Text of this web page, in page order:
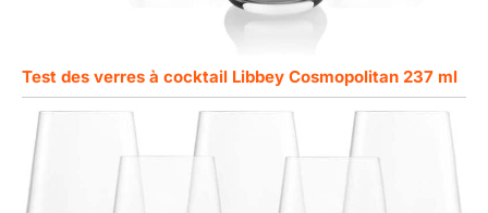
Test des verres à cocktail Libbey Cosmopolitan 237 ml